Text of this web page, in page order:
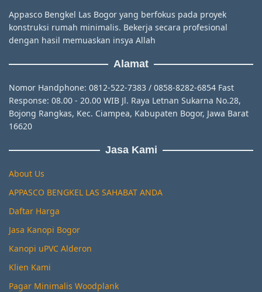
Appasco Bengkel Las Bogor yang berfokus pada proyek
konstruksi rumah minimalis. Bekerja secara profesional
dengan hasil memuaskan insya Allah
Alamat
Nomor Handphone: 0812-522-7383 / 0858-8282-6854 Fast
Response: 08.00 - 20.00 WIB Jl. Raya Letnan Sukarna No.28,
Bojong Rangkas, Kec. Ciampea, Kabupaten Bogor, Jawa Barat
16620
Jasa Kami
About Us
APPASCO BENGKEL LAS SAHABAT ANDA
Daftar Harga
Jasa Kanopi Bogor
Kanopi uPVC Alderon
Klien Kami
Pagar Minimalis Woodplank